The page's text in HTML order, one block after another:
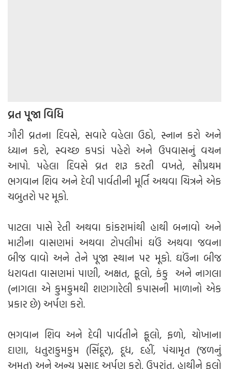
વ્રત પૂજા વિધિ
ગૌરી વ્રતના દિવસે, સવારે વહેલા ઉઠો, સ્નાન કરો અને
ધ્યાન કરો, સ્વચ્છ કપડાં પહેરો અને ઉપવાસનું વચન
આપો. પહેલા દિવસે વ્રત શરૂ કરતી વખતે, સૌપ્રથમ
ભગવાન શિવ અને દેવી પાર્વતીની મૂર્તિ અથવા ચિત્રને એક
ચબુતરો પર મૂકો.
પાટલા પાસે રેતી અથવા કાંકરામાંથી હાથી બનાવો અને
માટીના વાસણમાં અથવા ટોપલીમાં ઘઉં અથવા જવના
બીજ વાવો અને તેને પૂજા સ્થાન પર મૂકો. ઘઉંના બીજ
ધરાવતા વાસણમાં પાણી, અક્ષત, ફૂલો, કંકુ અને નાગલા
(નાગલા એ કુમકુમથી શણગારેલી કપાસની માળાનો એક
પ્રકાર છે) અર્પણ કરો.
ભગવાન શિવ અને દેવી પાર્વતીને ફૂલો, ફળો, ચોખાના
દાણા, ધતુરાકુમકુમ (સિંદૂર), દૂધ, દહીં, પંચામૃત (જળનું
અમૃત) અને અન્ય પ્રસાદ અર્પણ કરો. ઉપરાંત, હાથીને ફૂલો